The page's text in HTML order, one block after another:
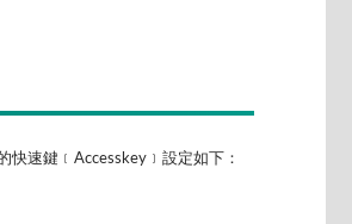
快速鍵﹝Accesskey﹞設定如下：